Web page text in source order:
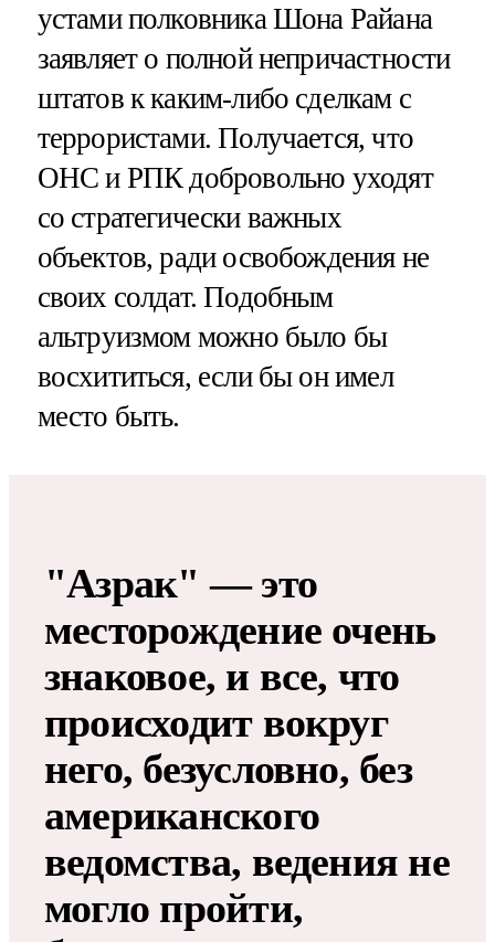
устами полковника Шона Райана
заявляет о полной непричастности
штатов к каким-либо сделкам с
террористами. Получается, что
ОНС и РПК добровольно уходят
со стратегически важных
объектов, ради освобождения не
своих солдат. Подобным
альтруизмом можно было бы
восхититься, если бы он имел
место быть.
"Азрак" — это
месторождение очень
знаковое, и все, что
происходит вокруг
него, безусловно, без
американского
ведомства, ведения не
могло пройти,